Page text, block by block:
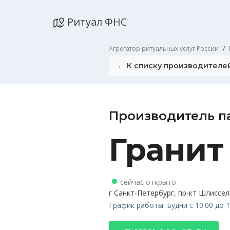
Ритуал ФНС
Агрегатор ритуальных услуг России
← К списку
Производитель
сейчас открыто
г Санкт-Петербург, пр-кт
График работы: Будни с 10:00 до